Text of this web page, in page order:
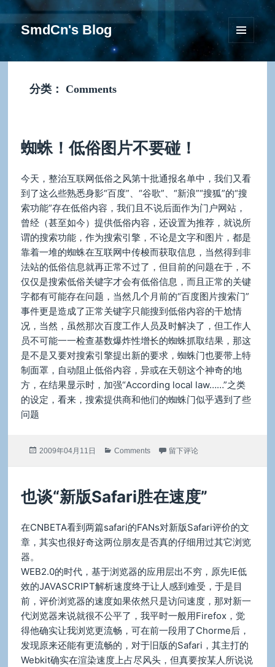
SmdCn's Blog
分类： Comments
蜘蛛！低俗图片不要碰！
今天，整治互联网低俗之风第十批通报名单中，我们又看
到了这么些熟悉身影“百度”、“谷歌”、“新浪”“搜狐”的“搜
索功能”存在低俗内容，我们且不说后面作为门户网站，
曾经（甚至如今）提供低俗内容，还设置为推荐，就说所
谓的搜索功能，作为搜索引擎，不论是文字和图片，都是
靠着一堆的蜘蛛在互联网中传梭而获取信息，当然得到非
法站的低俗信息就再正常不过了，但目前的问题在于，不
仅仅是搜索低俗关键字才会有低俗信息，而且正常的关键
字都有可能存在问题，当然几个月前的“百度图片搜索门”
事件更是造成了正常关键字只能搜到低俗内容的干尬情
况，当然，虽然那次百度工作人员及时解决了，但工作人
员不可能一一检查基数爆炸性增长的蜘蛛抓取结果，那这
是不是又要对搜索引擎提出新的要求，蜘蛛门也要带上特
制面罩，自动阻止低俗内容，异或在天朝这个神奇的地
方，在结果显示时，加强“According local law……”之类
的设定，看来，搜索提供商和他们的蜘蛛门似乎遇到了些
问题
发
2009年04月11日
分
Comments 于蜘蛛！低俗图片不要碰！
留下评论
也谈“新版Safari胜在速度”
在CNBETA看到两篇safari的FANs对新版Safari评价的文
章，其实也很好奇这两位朋友是否真的仔细用过其它浏览
器。
WEB2.0的时代，基于浏览器的应用层出不穷，原先IE低
效的JAVASCRIPT解析速度终于让人感到难受，于是目
前，评价浏览器的速度如果依然只是访问速度，那对新一
代浏览器来说就很不公平了，我平时一般用Firefox，觉
得他确实让我浏览更流畅，可在前一段用了Chorme后，
发现原来还能有更流畅的，对于旧版的Safari，其主打的
Webkit确实在渲染速度上占尽风头，但真要按某人所说说